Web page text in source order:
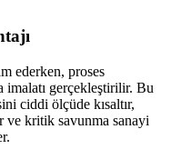
ederken, proses
imalatı gerçekleştirilir. Bu
ciddi ölçüde kısaltır,
kritik savunma sanayi